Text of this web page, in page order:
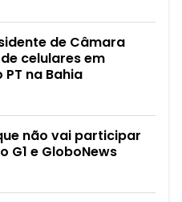
de Câmara
celulares em
na Bahia
não vai participar
G1 e GloboNews